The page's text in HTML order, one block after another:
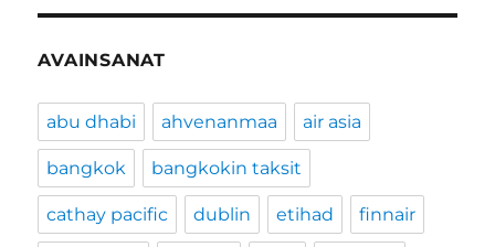
AVAINSANAT
abu dhabi ahvenanmaa air asia
bangkok bangkokin taksit
cathay pacific dublin etihad finnair